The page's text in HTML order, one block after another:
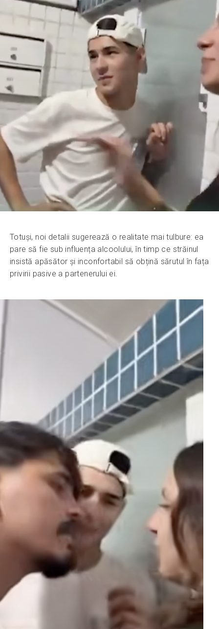
Totuși, noi detalii sugerează o realitate mai tulbure: ea
pare să fie sub influența alcoolului, în timp ce străinul
insistă apăsător și inconfortabil să obțină sărutul în fața
privirii pasive a partenerului ei.